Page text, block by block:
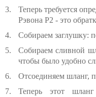
Теперь требуется
Рэвона Р2 - это
Собираем заглушку:
Собираем сливной
чтобы было удобно
Отсоединяем шланг,
Теперь этот